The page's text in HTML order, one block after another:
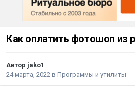
Как оплатить фотошоп из
Автор jako1
24 марта, 2022 в Программы и утилиты